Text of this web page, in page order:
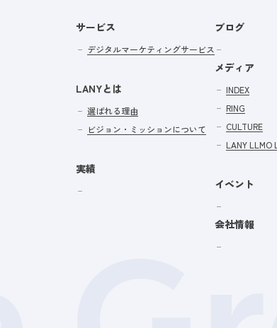
サービス
デジタルマーケティングサービス
LANYとは
選ばれる理由
ビジョン・ミッションについて
実績
ブログ
メディア
INDEX
RING
CULTURE
LANY LLMO
イベント
会社情報